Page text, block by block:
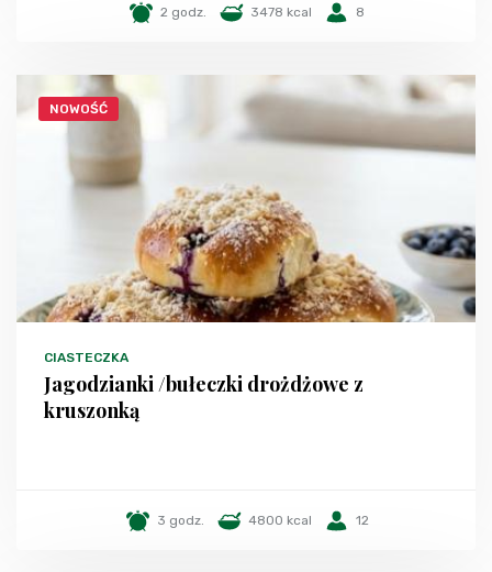
2 godz. 3478 kcal 8
NOWOŚĆ
CIASTECZKA
Jagodzianki /bułeczki drożdżowe z
kruszonką
3 godz. 4800 kcal 12